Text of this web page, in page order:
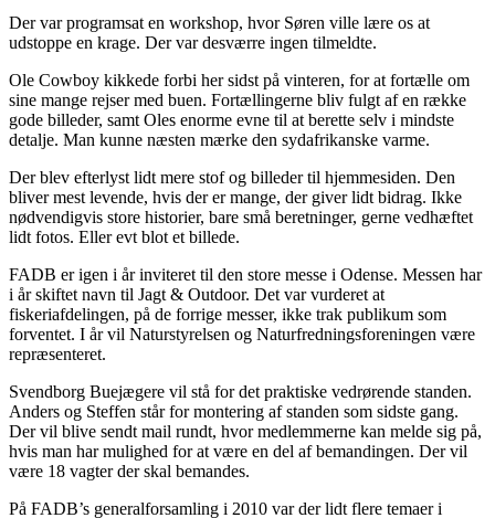
Der var programsat en workshop, hvor Søren ville lære os at
udstoppe en krage. Der var desværre ingen tilmeldte.
Ole Cowboy kikkede forbi her sidst på vinteren, for at fortælle om
sine mange rejser med buen. Fortællingerne bliv fulgt af en række
gode billeder, samt Oles enorme evne til at berette selv i mindste
detalje. Man kunne næsten mærke den sydafrikanske varme.
Der blev efterlyst lidt mere stof og billeder til hjemmesiden. Den
bliver mest levende, hvis der er mange, der giver lidt bidrag. Ikke
nødvendigvis store historier, bare små beretninger, gerne vedhæftet
lidt fotos. Eller evt blot et billede.
FADB er igen i år inviteret til den store messe i Odense. Messen har
i år skiftet navn til Jagt & Outdoor. Det var vurderet at
fiskeriafdelingen, på de forrige messer, ikke trak publikum som
forventet. I år vil Naturstyrelsen og Naturfredningsforeningen være
repræsenteret.
Svendborg Buejægere vil stå for det praktiske vedrørende standen.
Anders og Steffen står for montering af standen som sidste gang.
Der vil blive sendt mail rundt, hvor medlemmerne kan melde sig på,
hvis man har mulighed for at være en del af bemandingen. Der vil
være 18 vagter der skal bemandes.
På FADB’s generalforsamling i 2010 var der lidt flere temaer i